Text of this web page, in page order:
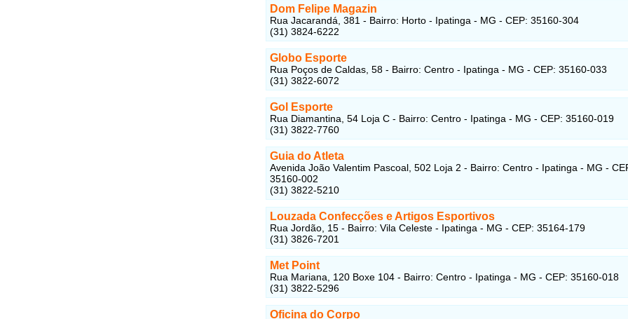
Dom Felipe Magazin
Rua Jacarandá, 381 - Bairro: Horto - Ipatinga - MG - CEP: 35160-304
(31) 3824-6222
Globo Esporte
Rua Poços de Caldas, 58 - Bairro: Centro - Ipatinga - MG - CEP: 35160-033‎
(31) 3822-6072
Gol Esporte
Rua Diamantina, 54 Loja C - Bairro: Centro - Ipatinga - MG - CEP: 35160-019
(31) 3822-7760
Guia do Atleta
Avenida João Valentim Pascoal, 502 Loja 2 - Bairro: Centro - Ipatinga - MG -
35160-002
(31) 3822-5210
Louzada Confecções e Artigos Esportivos
Rua Jordão, 15 - Bairro: Vila Celeste - Ipatinga - MG - CEP: 35164-179
(31) 3826-7201
Met Point
Rua Mariana, 120 Boxe 104 - Bairro: Centro - Ipatinga - MG - CEP: 35160-018
(31) 3822-5296
Oficina do Corpo